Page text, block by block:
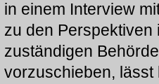
in einem Interview
zu den
zuständigen
vorzuschieben, lässt